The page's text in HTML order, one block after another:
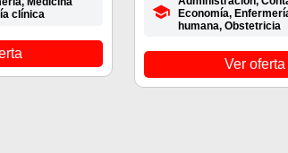
clínica
Economía,
humana, Obstetricia
Ver oferta